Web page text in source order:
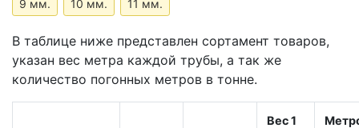
9 мм.
10 мм. 11 мм.
В таблице ниже представлен сортамент товаров,
указан вес метра каждой трубы, а так же
количество погонных метров в тонне.
Вес 1